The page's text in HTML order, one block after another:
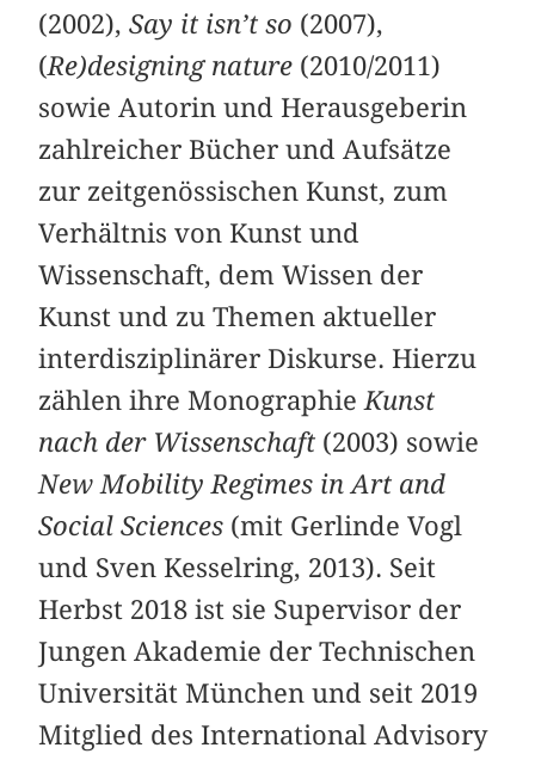
(2002),Say it isn’t so (2007),
(Re)designing nature (2010/2011)
sowie Autorin und Herausgeberin
zahlreicher Bücher und Aufsätze
zur zeitgenössischen Kunst, zum
Verhältnis von Kunst und
Wissenschaft, dem Wissen der
Kunst und zu Themen aktueller
interdisziplinärer Diskurse. Hierzu
zählen ihre Monographie Kunst
nach der Wissenschaft (2003) sowie
New Mobility Regimes in Art and
Social Sciences (mit Gerlinde Vogl
und Sven Kesselring, 2013). Seit
Herbst 2018 ist sie Supervisor der
Jungen Akademie der Technischen
Universität München und seit 2019
Mitglied des International Advisory